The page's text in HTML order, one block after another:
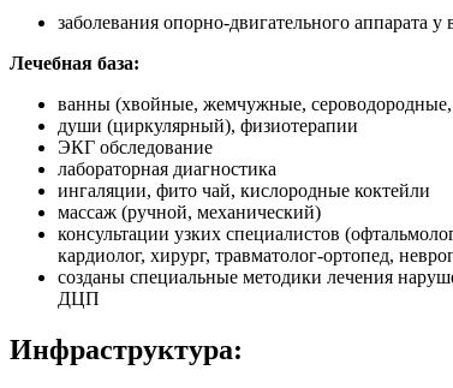
заболевания опорно-двигательного аппарата у
Лечебная база:
ванны (хвойные, жемчужные, сероводородные,
души (циркулярный), физиотерапии
ЭКГ обследование
лабораторная диагностика
ингаляции, фито чай, кислородные коктейли
массаж (ручной, механический)
консультации узких специалистов
кардиолог, хирург, травматолог-ортопед,
созданы специальные методики лечения
ДЦП
Инфраструктура: